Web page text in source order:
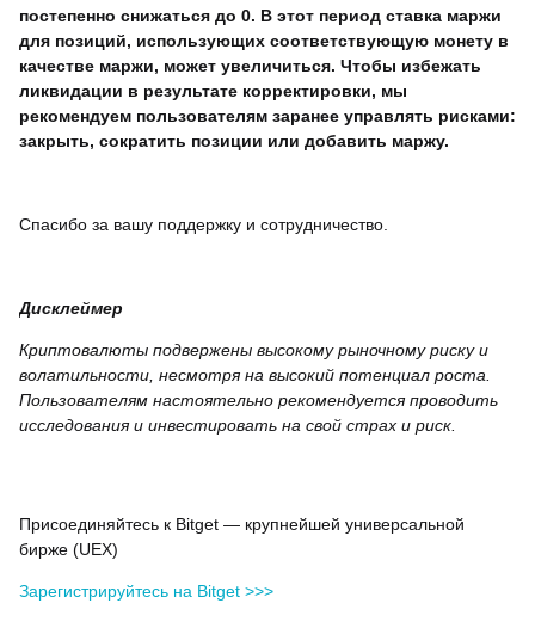
постепенно снижаться до 0. В этот период ставка маржи
для позиций, использующих соответствующую монету в
качестве маржи, может увеличиться. Чтобы избежать
ликвидации в результате корректировки, мы
рекомендуем пользователям заранее управлять рисками:
закрыть, сократить позиции или добавить маржу.
Спасибо за вашу поддержку и сотрудничество.
Дисклеймер
Криптовалюты подвержены высокому рыночному риску и
волатильности, несмотря на высокий потенциал роста.
Пользователям настоятельно рекомендуется проводить
исследования и инвестировать на свой страх и риск.
Присоединяйтесь к Bitget — крупнейшей универсальной
бирже (UEX)
Зарегистрируйтесь на Bitget >>>